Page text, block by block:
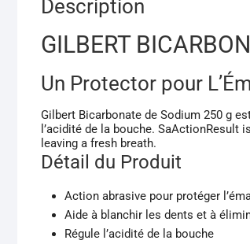
Description
GILBERT
Un Protector pour
Gilbert Bicarbonate de Sodium 250 g
l’acidité de la bouche.
leaving a fresh breath.
Détail du Produit
Action abrasive pour protéger
Aide à blanchir les dents et à
Régule l’acidité de la bouche